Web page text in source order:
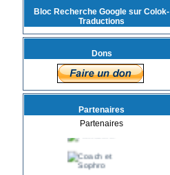
Bloc Recherche Google sur Colok-
Traductions
Dons
Partenaires
Partenaires